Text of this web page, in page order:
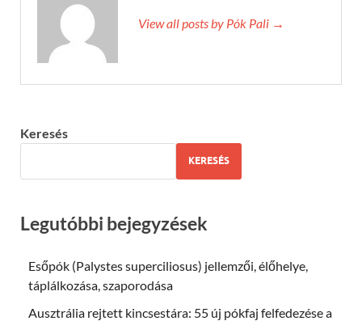
View all posts by Pók Pali →
Keresés
KERESÉS
Legutóbbi bejegyzések
Esőpók (Palystes superciliosus) jellemzői, élőhelye,
táplálkozása, szaporodása
Ausztrália rejtett kincsestára: 55 új pókfaj felfedezése a